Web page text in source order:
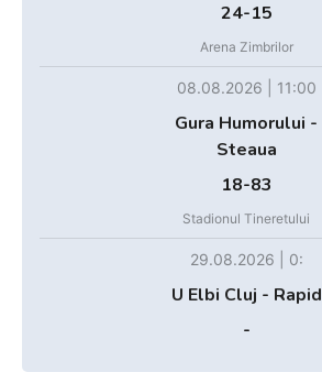
24-15
Arena Zimbrilor
08.08.2026 | 11:00
Gura Humorului -
Steaua
18-83
Stadionul Tineretului
29.08.2026 | 0:
U Elbi Cluj - Rapid
-